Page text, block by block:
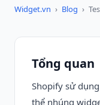
Widget.vn › Blog ›
Tổng quan
Shopify sử
thể nhúng